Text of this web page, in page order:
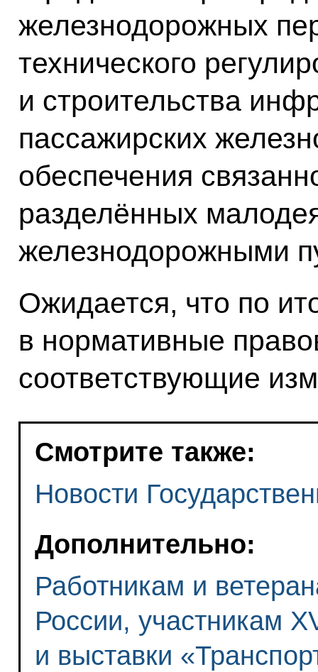
железнодорожных
технического
и строительства
пассажирских
обеспечения
разделённых
железнодорожными
Ожидается, что по
в нормативные
соответствующие
Смотрите также:
Новости
Дополнительно:
Работникам и
России, участникам
и выставки